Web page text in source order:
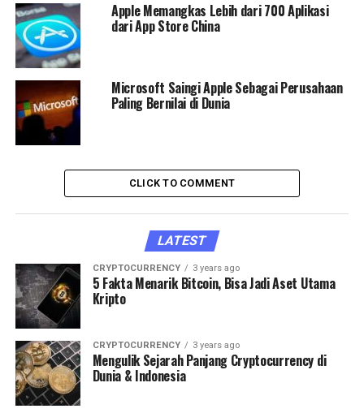
Apple Memangkas Lebih dari 700 Aplikasi
dari App Store China
Microsoft Saingi Apple Sebagai Perusahaan
Paling Bernilai di Dunia
CLICK TO COMMENT
LATEST
CRYPTOCURRENCY 3 years ago
5 Fakta Menarik Bitcoin, Bisa Jadi Aset Utama
Kripto
CRYPTOCURRENCY 3 years ago
Mengulik Sejarah Panjang Cryptocurrency di
Dunia & Indonesia